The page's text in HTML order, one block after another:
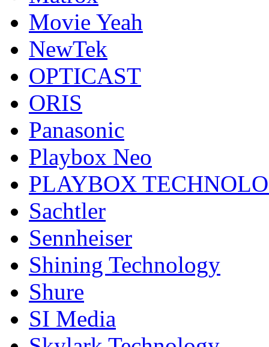
Movie Yeah
NewTek
OPTICAST
ORIS
Panasonic
Playbox Neo
PLAYBOX
Sachtler
Sennheiser
Shining Technology
Shure
SI Media